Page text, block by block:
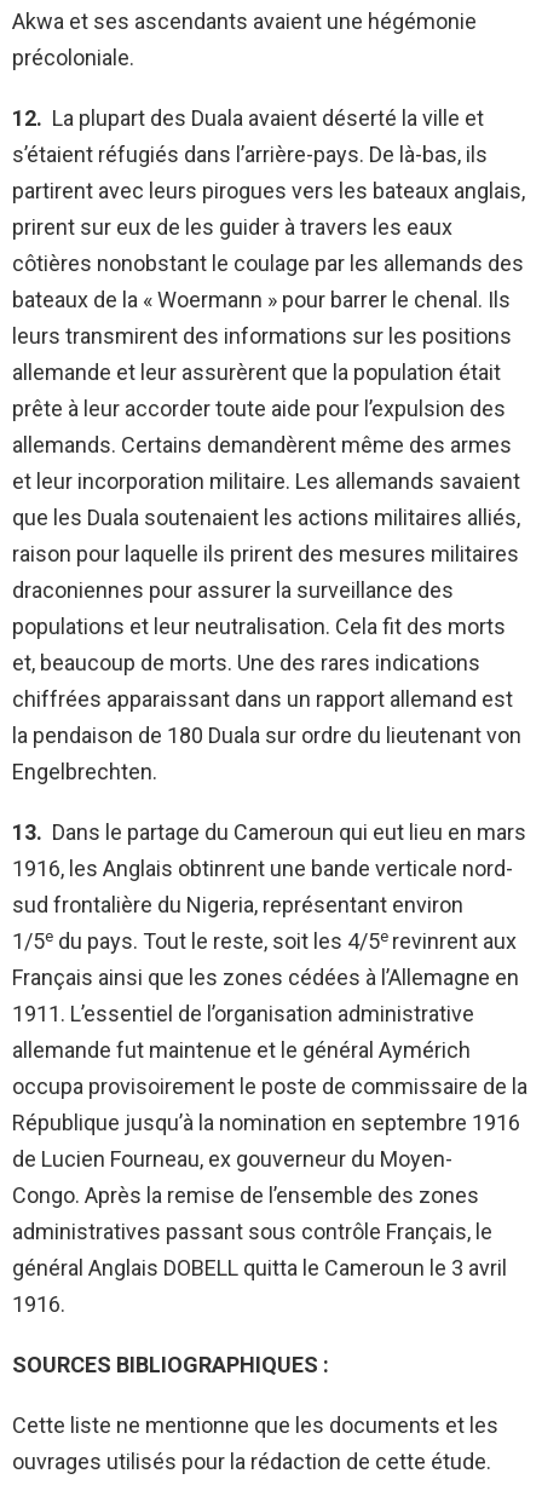
Akwa et ses ascendants avaient une hégémonie
précoloniale.
12. La plupart des Duala avaient déserté la ville et
s’étaient réfugiés dans l’arrière-pays. De là-bas, ils
partirent avec leurs pirogues vers les bateaux anglais,
prirent sur eux de les guider à travers les eaux
côtières nonobstant le coulage par les allemands des
bateaux de la « Woermann » pour barrer le chenal. Ils
leurs transmirent des informations sur les positions
allemande et leur assurèrent que la population était
prête à leur accorder toute aide pour l’expulsion des
allemands. Certains demandèrent même des armes
et leur incorporation militaire. Les allemands savaient
que les Duala soutenaient les actions militaires alliés,
raison pour laquelle ils prirent des mesures militaires
draconiennes pour assurer la surveillance des
populations et leur neutralisation. Cela fit des morts
et, beaucoup de morts. Une des rares indications
chiffrées apparaissant dans un rapport allemand est
la pendaison de 180 Duala sur ordre du lieutenant von
Engelbrechten.
13. Dans le partage du Cameroun qui eut lieu en mars
1916, les Anglais obtinrent une bande verticale nord-
sud frontalière du Nigeria, représentant environ
1/5e du pays. Tout le reste, soit les 4/5e revinrent aux
Français ainsi que les zones cédées à l’Allemagne en
1911. L’essentiel de l’organisation administrative
allemande fut maintenue et le général Aymérich
occupa provisoirement le poste de commissaire de la
République jusqu’à la nomination en septembre 1916
de Lucien Fourneau, ex gouverneur du Moyen-
Congo. Après la remise de l’ensemble des zones
administratives passant sous contrôle Français, le
général Anglais DOBELL quitta le Cameroun le 3 avril
1916.
SOURCES BIBLIOGRAPHIQUES :
Cette liste ne mentionne que les documents et les
ouvrages utilisés pour la rédaction de cette étude.